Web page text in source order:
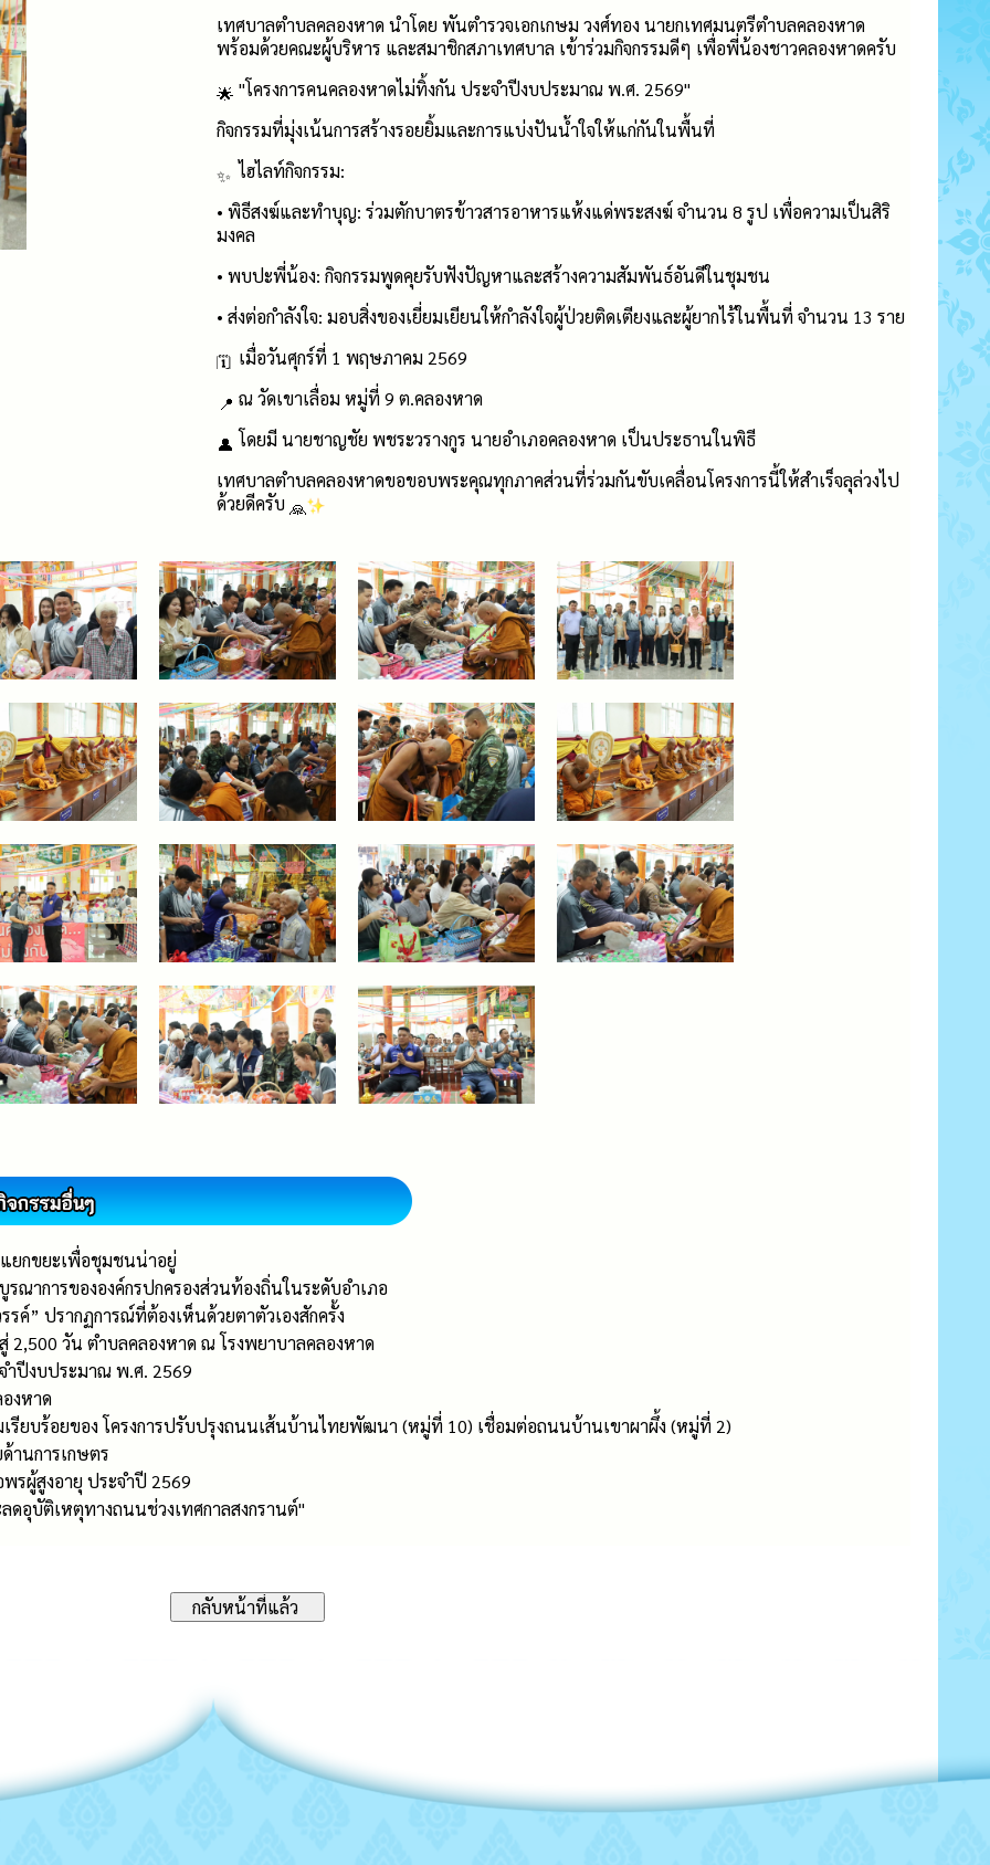
เทศบาลตำบลคลองหาด นำโดย พันตำรวจเอกเกษม วงศ์ทอง นายกเทศมนตรีตำบลคลองหาด
พร้อมด้วยคณะผู้บริหาร และสมาชิกสภาเทศบาล เข้าร่วมกิจกรรมดีๆ เพื่อพี่น้องชาวคลองหาดครับ
"โครงการคนคลองหาดไม่ทิ้งกัน ประจำปีงบประมาณ พ.ศ. 2569"
กิจกรรมที่มุ่งเน้นการสร้างรอยยิ้มและการแบ่งปันน้ำใจให้แก่กันในพื้นที่
ไฮไลท์กิจกรรม:
• พิธีสงฆ์และทำบุญ: ร่วมตักบาตรข้าวสารอาหารแห้งแด่พระสงฆ์ จำนวน 8 รูป เพื่อความเป็นสิริ
มงคล
• พบปะพี่น้อง: กิจกรรมพูดคุยรับฟังปัญหาและสร้างความสัมพันธ์อันดีในชุมชน
• ส่งต่อกำลังใจ: มอบสิ่งของเยี่ยมเยียนให้กำลังใจผู้ป่วยติดเตียงและผู้ยากไร้ในพื้นที่ จำนวน 13 ราย
เมื่อวันศุกร์ที่ 1 พฤษภาคม 2569
ณ วัดเขาเลื่อม หมู่ที่ 9 ต.คลองหาด
โดยมี นายชาญชัย พชระวรางกูร นายอำเภอคลองหาด เป็นประธานในพิธี
เทศบาลตำบลคลองหาดขอขอบพระคุณทุกภาคส่วนที่ร่วมกันขับเคลื่อนโครงการนี้ให้สำเร็จลุล่วงไป
ด้วยดีครับ
ยกขยะเพื่อชุมชนน่าอยู่
าการขององค์กรปกครองส่วนท้องถิ่นในระดับอำเภอ
รค์” ปรากฏการณ์ที่ต้องเห็นด้วยตาตัวเองสักครั้ง
2,500 วัน ตำบลคลองหาด ณ โรงพยาบาลคลองหาด
ำปีงบประมาณ พ.ศ. 2569
งหาด
รียบร้อยของ โครงการปรับปรุงถนนเส้นบ้านไทยพัฒนา (หมู่ที่ 10) เชื่อมต่อถนนบ้านเขาผาผึ้ง (หมู่ที่ 2)
านการเกษตร
รผู้สูงอายุ ประจำปี 2569
อุบัติเหตุทางถนนช่วงเทศกาลสงกรานต์"